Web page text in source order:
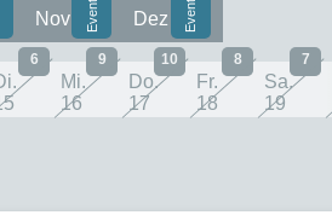
Nov Dez
6
Mi.
16
9
Do.
17
10
Fr.
18
8
Sa.
19
7